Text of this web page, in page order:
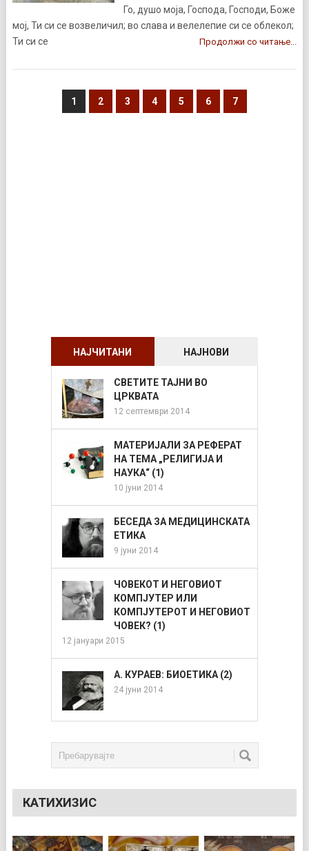
Го, душо моја, Господа, Господи, Боже
мој, Ти си се возвеличил; во слава и велелепие си се облекол;
Ти си се
Продолжи со читање...
1 2 3 4 5 6 7
НАЈЧИТАНИ НАЈНОВИ
СВЕТИТЕ ТАЈНИ ВО
ЦРКВАТА
12 септември 2014
МАТЕРИЈАЛИ ЗА РЕФЕРАТ
НА ТЕМА „РЕЛИГИЈА И
НАУКА“ (1)
10 јуни 2014
БЕСЕДА ЗА МЕДИЦИНСКАТА
ЕТИКА
9 јуни 2014
ЧОВЕКОТ И НЕГОВИОТ
КОМПЈУТЕР ИЛИ
КОМПЈУТЕРОТ И НЕГОВИОТ
ЧОВЕК? (1)
12 јануари 2015
А. КУРАЕВ: БИОЕТИКА (2)
24 јуни 2014
КАТИХИЗИС